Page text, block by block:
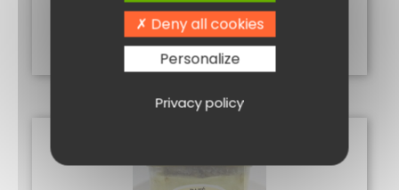
4,00€
Ajouter au panier
Deny all cookies
Personalize
Privacy policy